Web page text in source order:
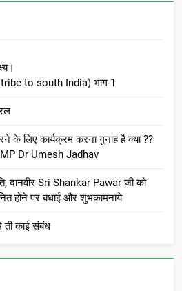
to south India) भाग-1
के लिए कार्यक्रम करना गुनाह है क्या ??
Dr Umesh Jadhav
दानवीर Sri Shankar Pawar जी को
होने पर बधाई और शुभकामनाये
ती काई संबंध